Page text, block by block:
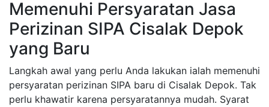
Memenuhi Persyaratan Jasa
Perizinan SIPA Cisalak Depok
yang Baru
Langkah awal yang perlu Anda lakukan ialah memenuhi
persyaratan perizinan SIPA baru di Cisalak Depok. Tak
perlu khawatir karena persyaratannya mudah. Syarat